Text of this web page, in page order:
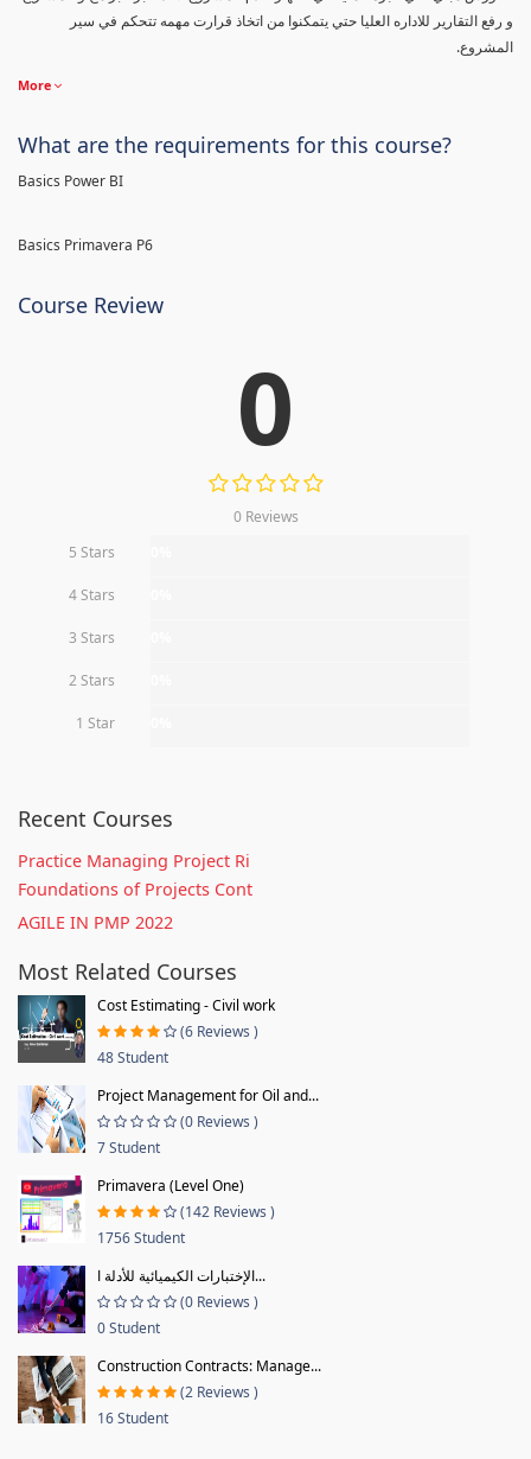
و رفع التقارير للاداره العليا حتي يتمكنوا من اتخاذ قرارت مهمه تتحكم في سير
المشروع.
More
What are the requirements for this course?
Basics Power BI
Basics Primavera P6
Course Review
0
0 Reviews
5 Stars
4 Stars
3 Stars
2 Stars
1 Star
Recent Courses
Practice Managing Project Ri
Foundations of Projects Cont
AGILE IN PMP 2022
Most Related Courses
Cost Estimating - Civil work
(6 Reviews )
48 Student
Project Management for Oil and...
(0 Reviews )
7 Student
Primavera (Level One)
(142 Reviews )
1756 Student
الإختبارات الكيميائية للأدلة ا...
(0 Reviews )
0 Student
Construction Contracts: Manage...
(2 Reviews )
16 Student